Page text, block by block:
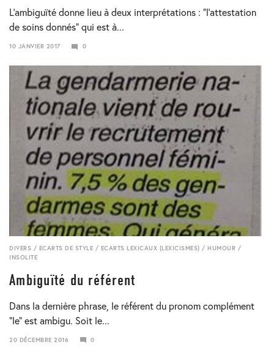
L’ambiguïté donne lieu à deux interprétations : “l’attestation
de soins donnés” qui est à...
10 JANVIER 2017
JANVIER
0
DIVERS / ECARTS DE STYLE / ECARTS LEXICAUX (LEXICISMES) / HUMOUR /
INSOLITE
Ambiguïté du référent
Dans la dernière phrase, le référent du pronom complément
“le” est ambigu. Soit le...
20 DÉCEMBRE 2016
0